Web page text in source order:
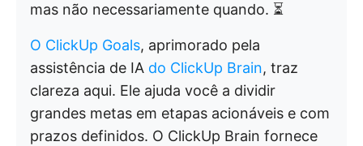
mas não necessariamente quando. ⏳
O ClickUp Goals, aprimorado pela
assistência de IA do ClickUp Brain, traz
clareza aqui. Ele ajuda você a dividir
grandes metas em etapas acionáveis e com
prazos definidos. O ClickUp Brain fornece